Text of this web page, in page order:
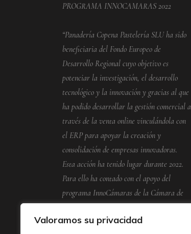
Valoramos su privacidad
PROGRAMA INNOCAMARAS 2022
“Panadería Copena Pastelería SLU ha sido
beneficiaria del Fondo Europeo de
Desarrollo Regional cuyo objetivo es
potenciar la investigación, el desarrollo
tecnológico y la innovación y gracias al que
ha podido desarrollar la gestión comercial a
través de la venta online vinculándola con
el ERP para apoyar la creación y
consolidación de empresas innovadoras.
Esta acción ha tenido lugar durante 2022.
Para ello ha contado con el apoyo del
programa InnoCámaras de la Cámara de
Vilagarcía.”